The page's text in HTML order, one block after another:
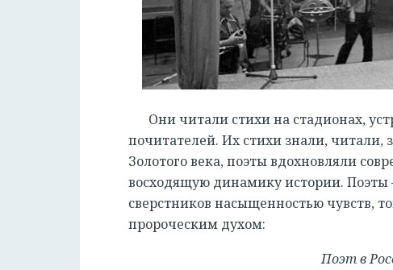
Они читали стихи на стадионах,
почитателей. Их стихи знали, читали,
Золотого века, поэты вдохновляли
восходящую динамику истории. Поэты
сверстников насыщенностью чувств,
пророческим духом:
Поэт в